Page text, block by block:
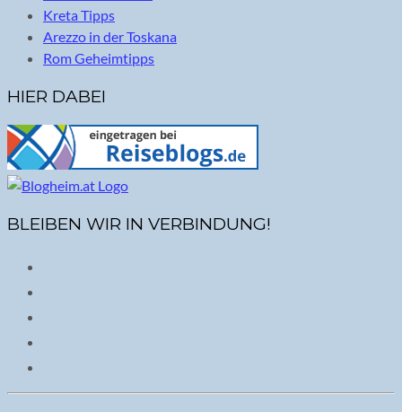
Kreta Tipps
Arezzo in der Toskana
Rom Geheimtipps
HIER DABEI
BLEIBEN WIR IN VERBINDUNG!